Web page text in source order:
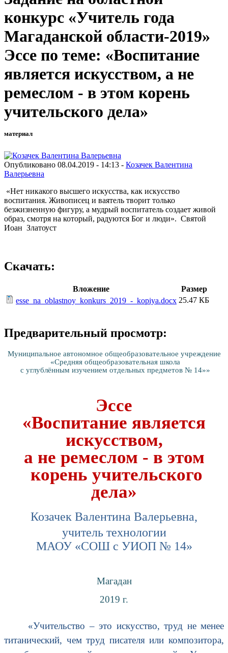
конкурс «Учитель года
Магаданской области-2019»
Эссе по теме: «Воспитание
является искусством, а не
ремеслом - в этом корень
учительского дела»
материал
Опубликовано 08.04.2019 - 14:13 - Козачек Валентина
Валерьевна
«Нет никакого высшего искусства, как искусство
воспитания. Живописец и ваятель творит только
безжизненную фигуру, а мудрый воспитатель создает живой
образ, смотря на который, радуются Бог и люди». Святой
Иоан Златоуст
Скачать:
Вложение
Размер
esse_na_oblastnoy_konkurs_2019_-_kopiya.docx 25.47 КБ
Предварительный просмотр:
Муниципальное автономное общеобразовательное учреждение
«Средняя общеобразовательная школа
с углублённым изучением отдельных предметов № 14»»
Эссе
«Воспитание является
искусством,
а не ремеслом - в этом
корень учительского
дела»
Козачек Валентина Валерьевна,
учитель технологии
МАОУ «СОШ с УИОП № 14»
Магадан
2019 г.
«Учительство – это искусство, труд не менее
титанический, чем труд писателя или композитора,